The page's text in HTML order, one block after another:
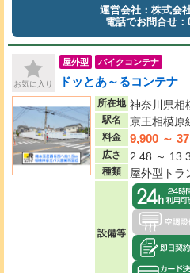
運営会社：株式会
電話でお問合せ：
お気に入り
屋外型 バイクコンテナ
ドッとあ～るコンテナ
所在地 神奈川県相
駅名 京王相模原
料金 9,900 ～
広さ 2.48 ～
種類 屋外型トラ
設備等